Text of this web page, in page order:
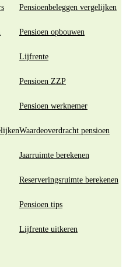
Pensioenbeleggen vergelijken
Pensioen opbouwen
Lijfrente
Pensioen ZZP
Pensioen werknemer
Waardeoverdracht pensioen
Jaarruimte berekenen
Reserveringsruimte berekenen
Pensioen tips
Lijfrente uitkeren